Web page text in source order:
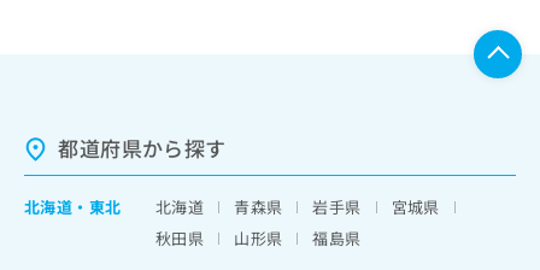
都道府県から探す
北海道 ・ 東北 北海道 青森県 岩手県
宮城県
秋田県
山形県
福島県